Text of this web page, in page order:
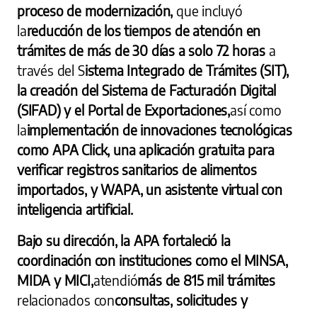
proceso de modernización, que incluyó
lareducción de los tiempos de atención en
trámites de más de 30 días a solo 72 horas a
través del Sistema Integrado de Trámites (SIT),
la creación del Sistema de Facturación Digital
(SIFAD) y el Portal de Exportaciones,así como
laimplementación de innovaciones tecnológicas
como APA Click, una aplicación gratuita para
verificar registros sanitarios de alimentos
importados, y WAPA, un asistente virtual con
inteligencia artificial.
Bajo su dirección, la APA fortaleció la
coordinación con instituciones como el MINSA,
MIDA y MICI,atendiómás de 815 mil trámites
relacionados conconsultas, solicitudes y